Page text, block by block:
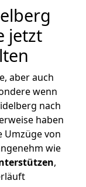
jetzt
aber auch
wenn
nach
haben
Umzüge von
wie
,